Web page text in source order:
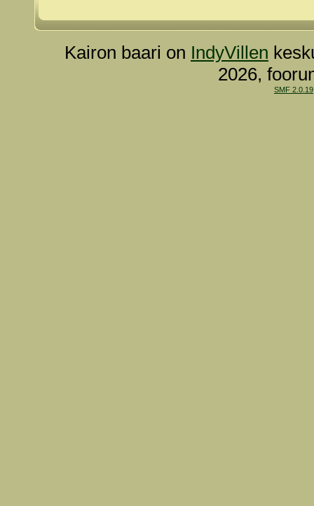
Kairon baari on IndyVillen
2026,
SMF 2.0.19